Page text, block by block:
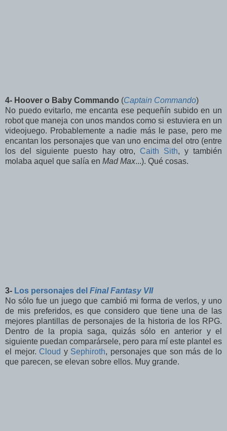
4- Hoover o Baby Commando (Captain Commando)
No puedo evitarlo, me encanta ese pequeñín subido en un
robot que maneja con unos mandos como si estuviera en un
videojuego. Probablemente a nadie más le pase, pero me
encantan los personajes que van uno encima del otro (entre
los del siguiente puesto hay otro, Caith Sith, y también
molaba aquel que salía en Mad Max...). Qué cosas.
3- Los personajes del Final Fantasy VII
No sólo fue un juego que cambió mi forma de verlos, y uno
de mis preferidos, es que considero que tiene una de las
mejores plantillas de personajes de la historia de los RPG.
Dentro de la propia saga, quizás sólo en anterior y el
siguiente puedan comparársele, pero para mí este plantel es
el mejor. Cloud y Sephiroth, personajes que son más de lo
que parecen, se elevan sobre ellos. Muy grande.